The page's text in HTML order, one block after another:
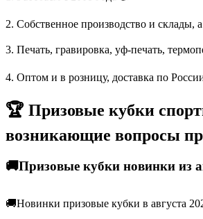
2. Собственное производство и склады,
3. Печать, гравировка, уф-печать,
4. Оптом и в розницу, доставка по
🏆 Призовые кубки
возникающие вопросы
🚚Призовые кубки новинки из
🚚Новинки призовые кубки в августа